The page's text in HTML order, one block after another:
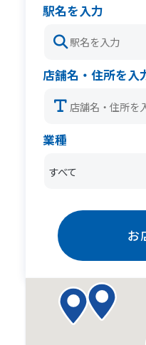
駅名を入力
店舗名・住所を入
業種
すべて
お